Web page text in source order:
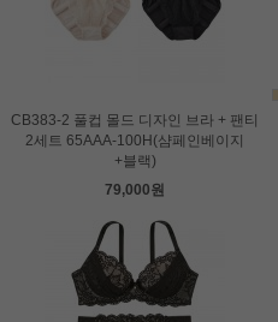
CB383-2 풀컵 몰드 디자인 브라 + 팬티
2세트 65AAA-100H(샴페인베이지
+블랙)
79,000원